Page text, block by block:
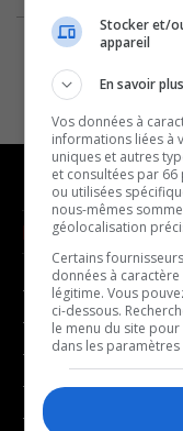
NOUVELLES
- Affaires municipales
- Communauté /
- Culture
- Économie
- Éducation
Stocker et/
appareil
En savoir plus
Vos données à
informations liées à
uniques et autres
et consultées par
ou utilisées
nous-mêmes
géolocalisation
Certains
données à
légitime. Vous
ci-dessous.
le menu du site
dans les